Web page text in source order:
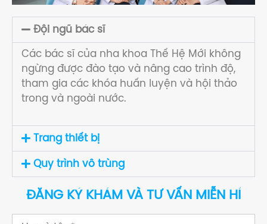
Đội ngũ bác sĩ
Các bác sĩ của nha khoa Thế Hệ Mới không
ngừng được đào tạo và nâng cao trình độ,
tham gia các khóa huấn luyện và hội thảo
trong và ngoài nước.
Trang thiết bị
Quy trình vô trùng
ĐĂNG KÝ KHÁM VÀ TƯ VẤN MIỄN HÍ